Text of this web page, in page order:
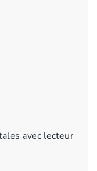
avec lecteur